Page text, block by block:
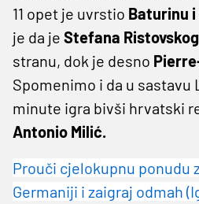
11 opet je uvrstio Baturinu
je da je Stefana Ristovskog
stranu, dok je desno
Spomenimo i da u sastavu
minute igra bivši hrvatski
Antonio Milić.
Prouči cjelokupnu ponudu
Germaniji i zaigraj odmah